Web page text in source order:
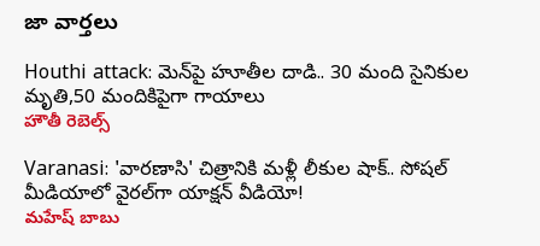
తాజా వార్తలు
Houthi attack: యెమెన్‌పై హూతీల దాడి.. 30 మంది సైనికుల
మృతి,50 మందికిపైగా గాయాలు
హౌతీ రెబెల్స్
Varanasi: 'వారణాసి' చిత్రానికి మళ్లీ లీకుల షాక్.. సోషల్
మీడియాలో వైరల్‌గా యాక్షన్ వీడియో!
మహేష్ బాబు